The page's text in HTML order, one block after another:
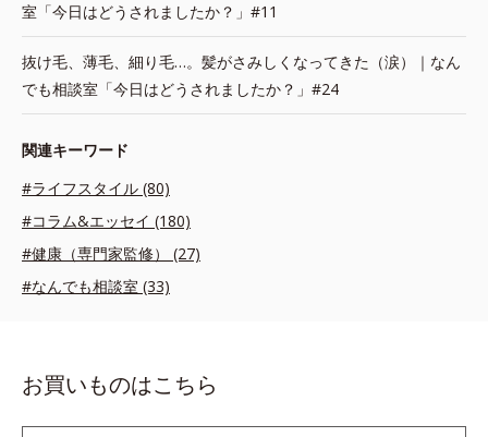
室「今日はどうされましたか？」#11
抜け毛、薄毛、細り毛…。髪がさみしくなってきた（涙）｜なん
でも相談室「今日はどうされましたか？」#24
関連キーワード
#ライフスタイル (80)
#コラム&エッセイ (180)
#健康（専門家監修） (27)
#なんでも相談室 (33)
お買いものはこちら